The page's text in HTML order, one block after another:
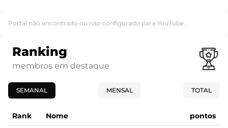
Portal não encontrado ou não configurado para YouTube.
Ranking
membros em destaque
SEMANAL MENSAL TOTAL
Rank Nome pontos